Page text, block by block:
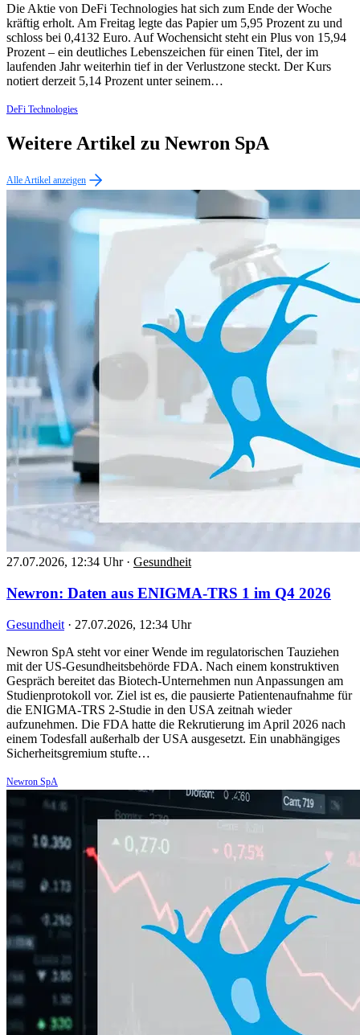
Die Aktie von DeFi Technologies hat sich zum Ende der Woche
kräftig erholt. Am Freitag legte das Papier um 5,95 Prozent zu und
schloss bei 0,4132 Euro. Auf Wochensicht steht ein Plus von 15,94
Prozent – ein deutliches Lebenszeichen für einen Titel, der im
laufenden Jahr weiterhin tief in der Verlustzone steckt. Der Kurs
notiert derzeit 5,14 Prozent unter seinem…
DeFi Technologies
Weitere Artikel zu Newron SpA
Alle Artikel anzeigen
27.07.2026, 12:34 Uhr · Gesundheit
Newron: Daten aus ENIGMA-TRS 1 im Q4 2026
Gesundheit · 27.07.2026, 12:34 Uhr
Newron SpA steht vor einer Wende im regulatorischen Tauziehen
mit der US-Gesundheitsbehörde FDA. Nach einem konstruktiven
Gespräch bereitet das Biotech-Unternehmen nun Anpassungen am
Studienprotokoll vor. Ziel ist es, die pausierte Patientenaufnahme für
die ENIGMA-TRS 2-Studie in den USA zeitnah wieder
aufzunehmen. Die FDA hatte die Rekrutierung im April 2026 nach
einem Todesfall außerhalb der USA ausgesetzt. Ein unabhängiges
Sicherheitsgremium stufte…
Newron SpA